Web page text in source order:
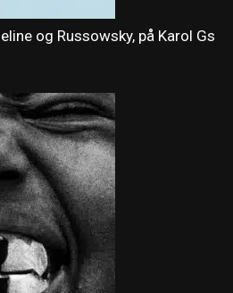
og Russowsky, på Karol Gs